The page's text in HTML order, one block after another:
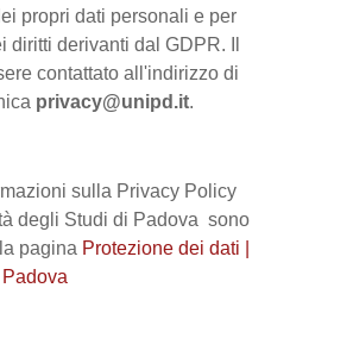
propri dati personali e per
diritti derivanti dal GDPR. Il
contattato all'indirizzo di
privacy@unipd.it.
sulla Privacy Policy
degli Studi di Padova sono
pagina Protezione dei dati |